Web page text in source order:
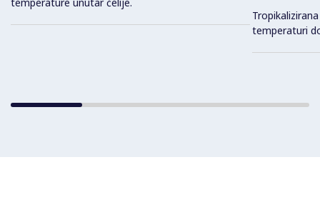
temperaturi